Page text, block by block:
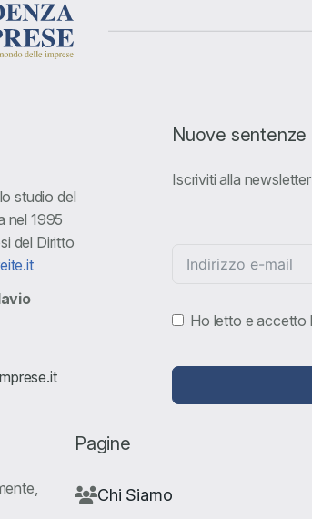
studio del
nel 1995
del Diritto
Nuove
Iscriviti alla
Ho letto e accetto
Pagine
Chi Siamo